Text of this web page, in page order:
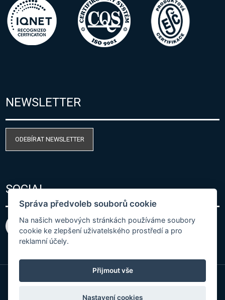
NEWSLETTER
ODEBÍRAT NEWSLETTER
SOCIAL
Správa předvoleb souborů cookie
Na našich webových stránkách používáme soubory
cookie ke zlepšení uživatelského prostředí a pro
reklamní účely.
Přijmout vše
Nastavení cookies